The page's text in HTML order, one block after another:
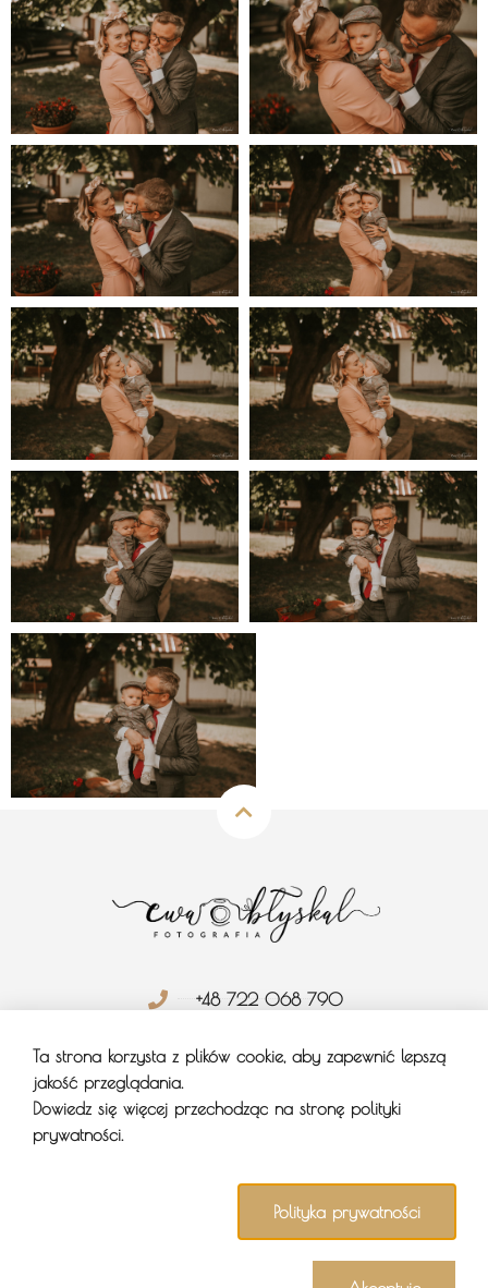
+48 722 068 790
Brzozów, Rzeszów (Podkarpacie)
Polityka prywatności | Designed by
Fabian Kułak
Ta strona korzysta z plików cookie, aby zapewnić lepszą
jakość przeglądania.
Dowiedz się więcej przechodząc na stronę polityki
prywatności.
Polityka prywatności